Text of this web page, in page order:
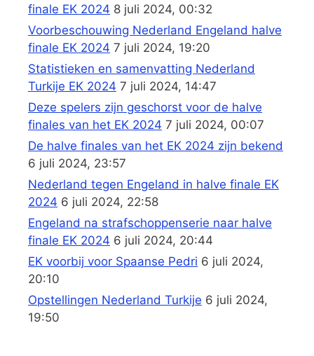
finale EK 2024 8 juli 2024, 00:32
Voorbeschouwing Nederland Engeland halve
finale EK 2024 7 juli 2024, 19:20
Statistieken en samenvatting Nederland
Turkije EK 2024 7 juli 2024, 14:47
Deze spelers zijn geschorst voor de halve
finales van het EK 2024 7 juli 2024, 00:07
De halve finales van het EK 2024 zijn bekend
6 juli 2024, 23:57
Nederland tegen Engeland in halve finale EK
2024 6 juli 2024, 22:58
Engeland na strafschoppenserie naar halve
finale EK 2024 6 juli 2024, 20:44
EK voorbij voor Spaanse Pedri 6 juli 2024,
20:10
Opstellingen Nederland Turkije 6 juli 2024,
19:50